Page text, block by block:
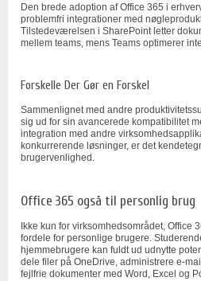
Den brede adoption af Office 365 i
problemfri integrationer med
Tilstedeværelsen i SharePoint letter
mellem teams, mens Teams optimerer
Forskelle Der Gør en Forskel
Sammenlignet med andre
sig ud for sin avancerede kompatibilitet
integration med andre
konkurrerende løsninger, er det
brugervenlighed.
Office 365 også til personlig brug
Ikke kun for virksomhedsområdet, Office
fordele for personlige brugere.
hjemmebrugere kan fuldt ud udnytte
dele filer på OneDrive, administrere e-
fejlfrie dokumenter med Word, Excel og